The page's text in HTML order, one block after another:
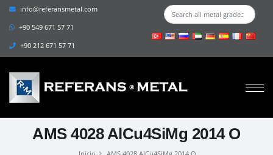
info@referansmetal.com
+90 549 671 57 71
+90 212 671 57 71
AMS 4028 AlCu4SiMg 2014 O